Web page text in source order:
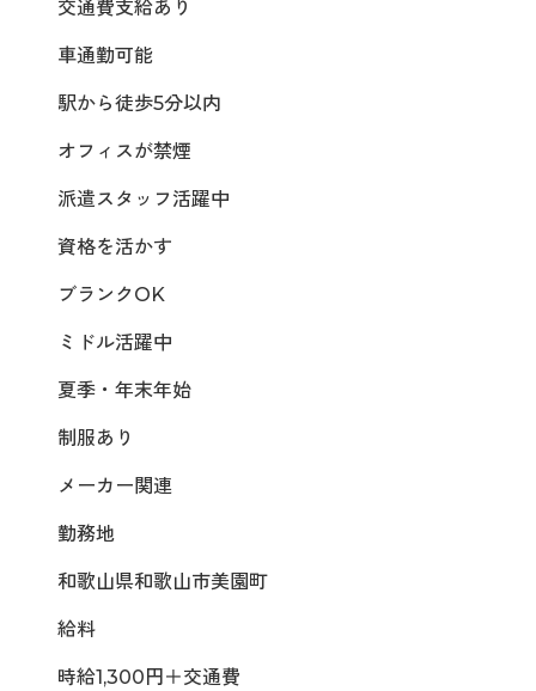
交通費支給あり
車通勤可能
駅から徒歩5分以内
オフィスが禁煙
派遣スタッフ活躍中
資格を活かす
ブランクOK
ミドル活躍中
夏季・年末年始
制服あり
メーカー関連
勤務地
和歌山県和歌山市美園町
給料
時給1,300円＋交通費